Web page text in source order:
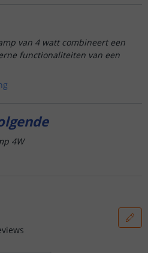
van 4 watt combineert een
functionaliteiten van een
4W